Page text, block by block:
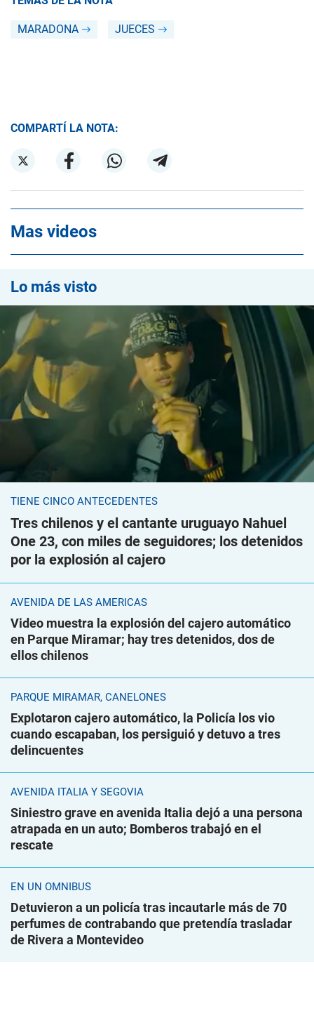
MARADONA JUECES
COMPARTÍ LA NOTA:
Mas videos
Lo más visto
TIENE CINCO ANTECEDENTES
Tres chilenos y el cantante uruguayo Nahuel
One 23, con miles de seguidores; los detenidos
por la explosión al cajero
AVENIDA DE LAS AMÉRICAS
Video muestra la explosión del cajero automático
en Parque Miramar; hay tres detenidos, dos de
ellos chilenos
PARQUE MIRAMAR, CANELONES
Explotaron cajero automático, la Policía los vio
cuando escapaban, los persiguió y detuvo a tres
delincuentes
AVENIDA ITALIA Y SEGOVIA
Siniestro grave en avenida Italia dejó a una persona
atrapada en un auto; Bomberos trabajó en el
rescate
EN UN ÓMNIBUS
Detuvieron a un policía tras incautarle más de 70
perfumes de contrabando que pretendía trasladar
de Rivera a Montevideo